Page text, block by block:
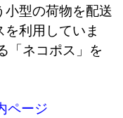
型の荷物を配送
利用していま
「ネコポス」を
ページ